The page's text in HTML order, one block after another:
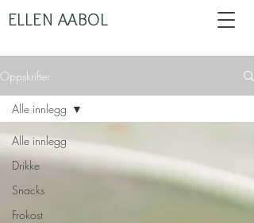
ELLEN AABOL
Oppskrifter
Alle innlegg
Drikke
Snacks
Frokost
Alle innlegg